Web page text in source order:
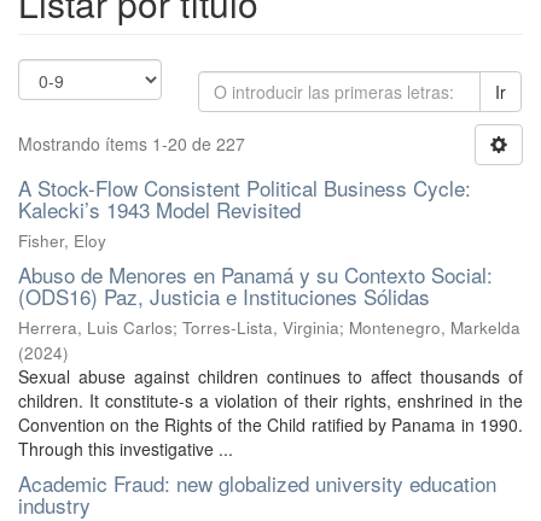
Ir
Mostrando ítems 1-20 de 227
A Stock-Flow Consistent Political Business Cycle:
Kalecki’s 1943 Model Revisited
Fisher, Eloy
Abuso de Menores en Panamá y su Contexto Social:
(ODS16) Paz, Justicia e Instituciones Sólidas
Herrera, Luis Carlos; Torres-Lista, Virginia; Montenegro, Markelda
(2024)
Sexual abuse against children continues to affect thousands of
children. It constitute-s a violation of their rights, enshrined in the
Convention on the Rights of the Child ratified by Panama in 1990.
Through this investigative ...
Academic Fraud: new globalized university education
industry